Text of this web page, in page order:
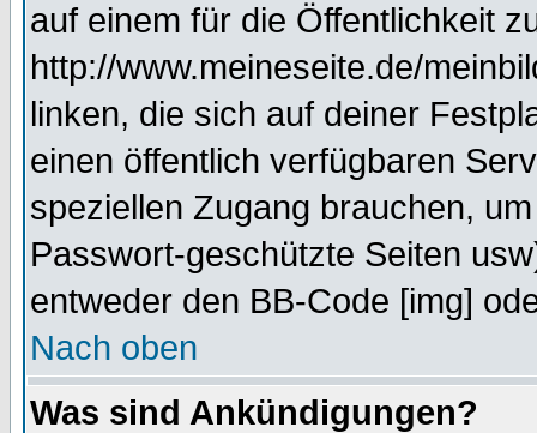
auf einem für die Öffentlichkeit
http://www.meineseite.de/
linken, die sich auf deiner
einen öffentlich verfügbaren
speziellen Zugang brauchen,
Passwort-geschützte Seiten
entweder den BB-Code [img]
Nach oben
Was sind Ankündigungen?